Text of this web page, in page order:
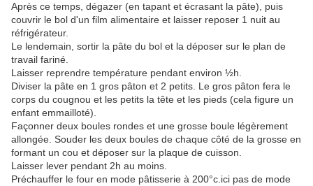
Après ce temps, dégazer (en tapant et écrasant la pâte), puis
couvrir le bol d'un film alimentaire et laisser reposer 1 nuit au
réfrigérateur.
Le lendemain, sortir la pâte du bol et la déposer sur le plan de
travail fariné.
Laisser reprendre température pendant environ ½h.
Diviser la pâte en 1 gros pâton et 2 petits. Le gros pâton fera le
corps du cougnou et les petits la tête et les pieds (cela figure un
enfant emmailloté).
Façonner deux boules rondes et une grosse boule légèrement
allongée. Souder les deux boules de chaque côté de la grosse en
formant un cou et déposer sur la plaque de cuisson.
Laisser lever pendant 2h au moins.
Préchauffer le four en mode pâtisserie à 200°c.ici pas de mode